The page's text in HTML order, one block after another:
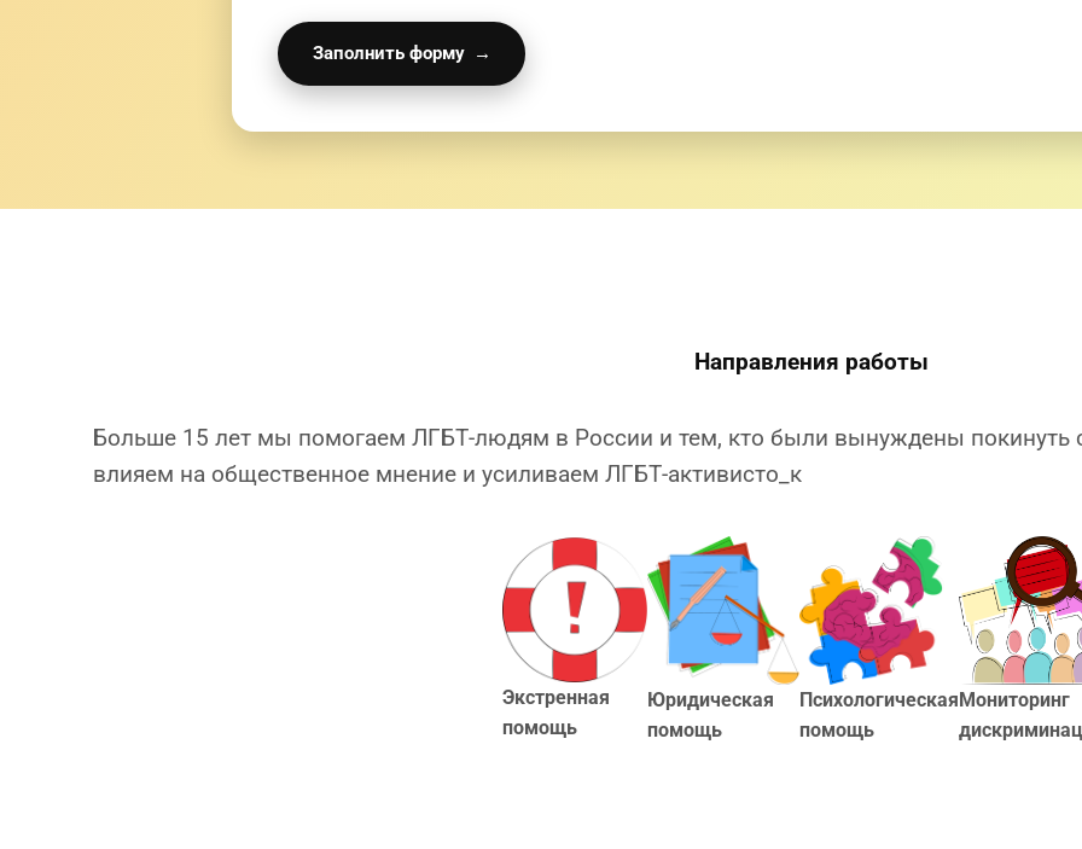
Заполнить форму →
Направления работы
Больше 15 лет мы помогаем ЛГБТ-людям в России и тем, кто были вынуждены покинуть
влияем на общественное мнение и усиливаем ЛГБТ-активисто_к
Экстренная
помощь
Юридическая
помощь
Психологическая
помощь
Мониторинг